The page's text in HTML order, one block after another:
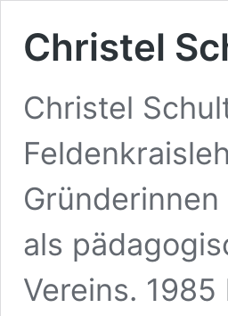
Christel
Christel
als
Vereins.